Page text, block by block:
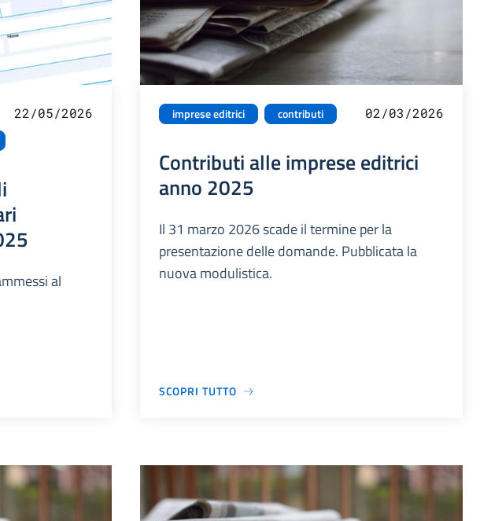
22/05/2026
al
imprese editrici contributi 02/03/2026
Contributi alle imprese editrici
anno 2025
Il 31 marzo 2026 scade il termine per la
presentazione delle domande. Pubblicata la
nuova modulistica.
SCOPRI TUTTO